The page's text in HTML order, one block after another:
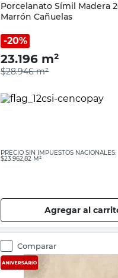
Porcelanato Símil Madera
Marrón Cañuelas
20%
23.196 m²
$28.946m²
PRECIO SIN IMPUESTOS NACIONALES:
$23.962,82 M²
Agregar al
Comparar